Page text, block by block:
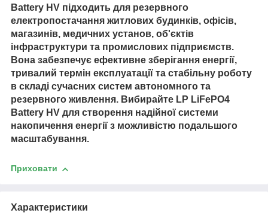
Battery HV підходить для резервного
електропостачання житлових будинків, офісів,
магазинів, медичних установ, об'єктів
інфраструктури та промислових підприємств.
Вона забезпечує ефективне зберігання енергії,
тривалий термін експлуатації та стабільну роботу
в складі сучасних систем автономного та
резервного живлення. Вибирайте LP LiFePO4
Battery HV для створення надійної системи
накопичення енергії з можливістю подальшого
масштабування.
Приховати
Характеристики